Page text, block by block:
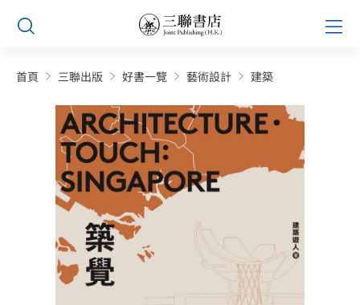
Skip
content
首頁 三聯出版 好書一覽 藝術設計 建築